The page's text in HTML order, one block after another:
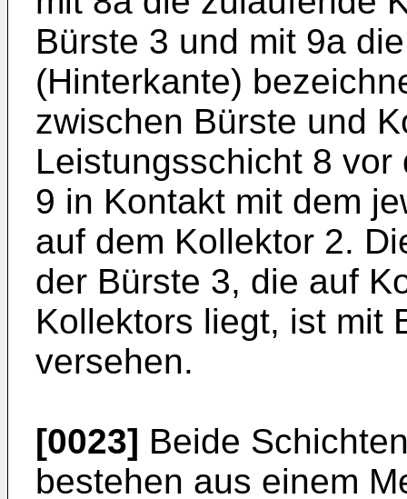
Bürste 3 und mit 9a
(Hinterkante)
zwischen Bürste und
Leistungsschicht 8
9 in Kontakt mit dem
auf dem Kollektor 2.
der Bürste 3, die auf
Kollektors liegt, ist mit
versehen.
[0023] Beide
bestehen aus einem